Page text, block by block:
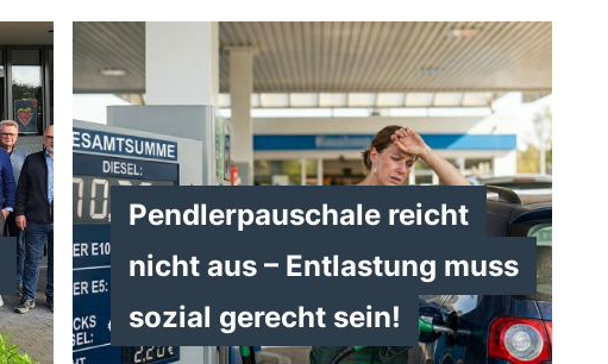
Pendlerpauschale reicht
nicht aus – Entlastung muss
sozial gerecht sein!